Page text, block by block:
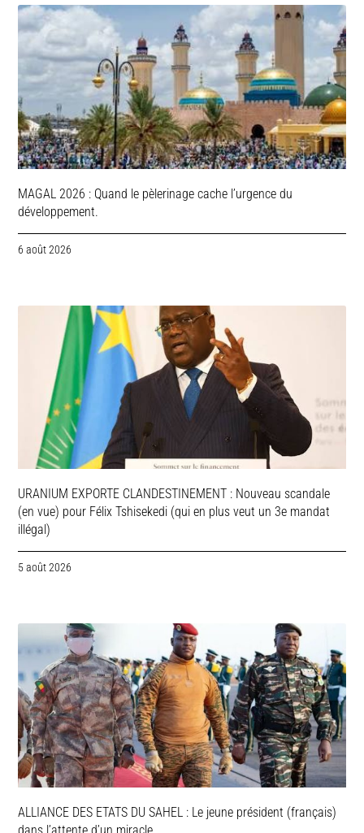
MAGAL 2026 : Quand le pèlerinage cache l’urgence du
développement.
6 août 2026
URANIUM EXPORTE CLANDESTINEMENT : Nouveau scandale
(en vue) pour Félix Tshisekedi (qui en plus veut un 3e mandat
illégal)
5 août 2026
ALLIANCE DES ETATS DU SAHEL : Le jeune président (français)